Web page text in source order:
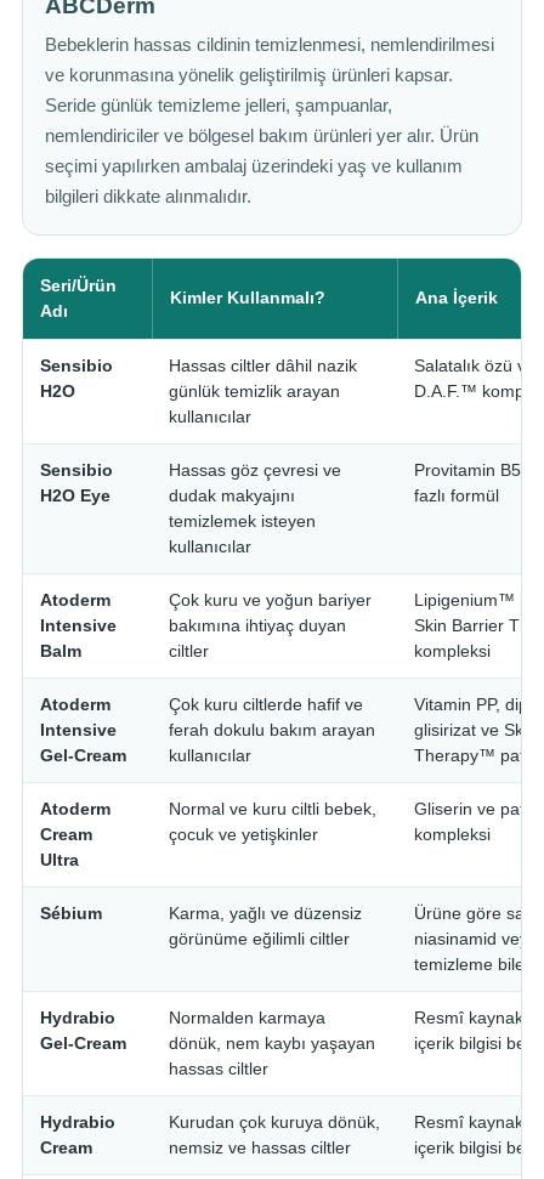
ABCDerm
Bebeklerin hassas cildinin temizlenmesi, nemlendirilmesi
ve korunmasına yönelik geliştirilmiş ürünleri kapsar.
Seride günlük temizleme jelleri, şampuanlar,
nemlendiriciler ve bölgesel bakım ürünleri yer alır. Ürün
seçimi yapılırken ambalaj üzerindeki yaş ve kullanım
bilgileri dikkate alınmalıdır.
Seri/Ürün
Adı
Kimler Kullanmalı? Ana İçerik
Sensibio
H2O
Hassas ciltler dâhil nazik
günlük temizlik arayan
kullanıcılar
Salatalık özü ve
D.A.F.™
Sensibio
H2O Eye
Hassas göz çevresi ve
dudak makyajını
temizlemek isteyen
kullanıcılar
Provitamin B5
fazlı formül
Atoderm
Intensive
Balm
Çok kuru ve yoğun bariyer
bakımına ihtiyaç duyan
ciltler
Lipigenium™
Skin Barrier
kompleksi
Atoderm
Intensive
Gel-Cream
Çok kuru ciltlerde hafif ve
ferah dokulu bakım arayan
kullanıcılar
Vitamin PP,
glisirizat ve Skin
Therapy™
Atoderm
Cream
Ultra
Normal ve kuru ciltli bebek,
çocuk ve yetişkinler
Gliserin ve
kompleksi
Sébium
Karma, yağlı ve düzensiz
görünüme eğilimli ciltler
Ürüne göre
niasinamid veya
temizleme
Hydrabio
Gel-Cream
Normalden karmaya
dönük, nem kaybı yaşayan
hassas ciltler
Resmî
içerik bilgisi
Hydrabio
Cream
Kurudan çok kuruya dönük,
nemsiz ve hassas ciltler
Resmî
içerik bilgisi